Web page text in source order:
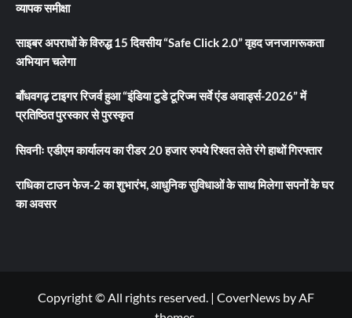
व्यापक समीक्षा
साइबर अपराधों के विरुद्ध 15 दिवसीय “Safe Click 2.0” वृहद जनजागरूकता
अभियान चलेगा
बाँधवगढ़ टाइगर रिजर्व हुआ “इंडिया टुडे टूरिज्म सर्वे एंड अवार्ड्स-2026” में
प्रतिष्ठित पुरस्कार से पुरस्कृत
सिवनीः एडीएम कार्यालय का रीडर 20 हजार रुपये रिश्वत लेते रंगे हाथों गिरफ्तार
राधिका टाउन फेज-2 का शुभारंभ, आधुनिक सुविधाओं के साथ मिलेगा सपनों के घर
का अवसर
Copyright © All rights reserved. | CoverNews by AF